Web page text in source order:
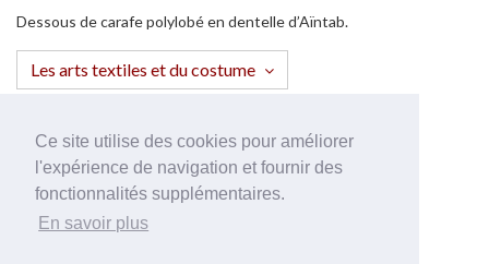
Ce site utilise des cookies pour améliorer
l'expérience de navigation et fournir des
fonctionnalités supplémentaires.
En savoir plus
Dessous de carafe polylobé en dentelle d’Aïntab.
Les arts textiles et du costume
Français